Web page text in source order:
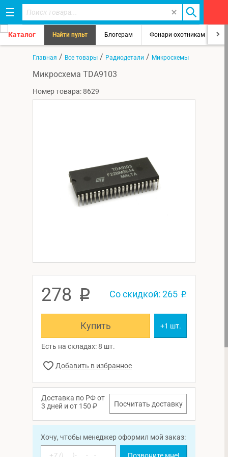
Каталог Найти пульт Блогерам Фонари охотникам
Главная / Все товары / Радиодетали / Микросхемы
Микросхема TDA9103
Номер товара: 8629
278 p Со скидкой: 265 p
Купить +1 шт.
Есть на складах: 8 шт.
Доставка по РФ от
3 дней и от 150 ₽
Посчитать доставку
Хочу, чтобы менеджер оформил мой заказ:
Позвоните мне!